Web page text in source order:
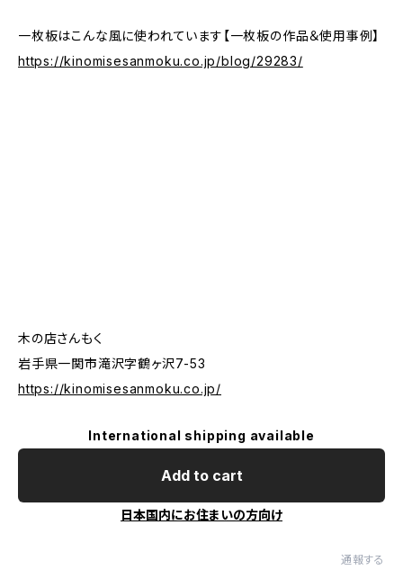
一枚板はこんな風に使われています【一枚板の作品＆使用事例】
https://kinomisesanmoku.co.jp/blog/29283/
木の店さんもく
岩手県一関市滝沢字鶴ヶ沢7-53
https://kinomisesanmoku.co.jp/
International shipping available
Add to cart
日本国内にお住まいの方向け
通報する